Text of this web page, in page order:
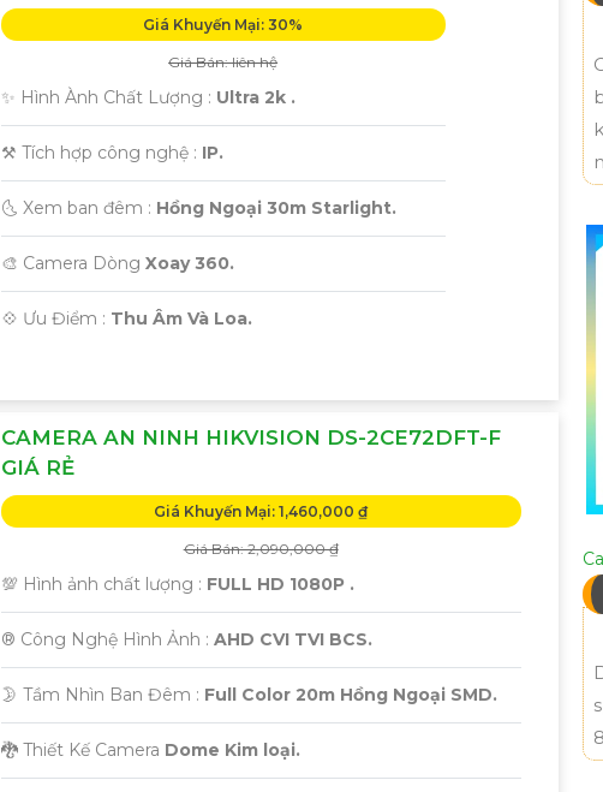
Giá Khuyến Mại: 30%
Giá Bán: liên hệ
✨ Hình Ành Chất Lượng : Ultra 2k .
⚒ Tích hợp công nghệ : IP.
🌜 Xem ban đêm : Hồng Ngoại 30m Starlight.
🎨 Camera Dòng Xoay 360.
️💠 Ưu Điểm : Thu Âm Và Loa.
CAMERA AN NINH HIKVISION DS-2CE72DFT-F
GIÁ RẺ
Giá Khuyến Mại: 1,460,000 ₫
Giá Bán: 2,090,000 ₫
💯 Hình ảnh chất lượng : FULL HD 1080P .
®️ Công Nghệ Hình Ảnh : AHD CVI TVI BCS.
🌛 Tầm Nhìn Ban Đêm : Full Color 20m Hồng Ngoại SMD.
🐉️ Thiết Kế Camera Dome Kim loại.
8